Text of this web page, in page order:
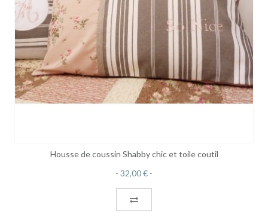
Housse de coussin Shabby chic et toile coutil
32,00 €